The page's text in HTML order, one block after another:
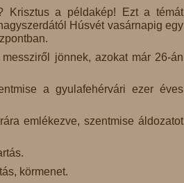
Krisztus a példakép! Ezt a témát
Húsvét vasárnapig egy
jönnek, azokat már 26-án
a gyulafehérvári ezer éves
emlékezve, szentmise áldozatot
körmenet.